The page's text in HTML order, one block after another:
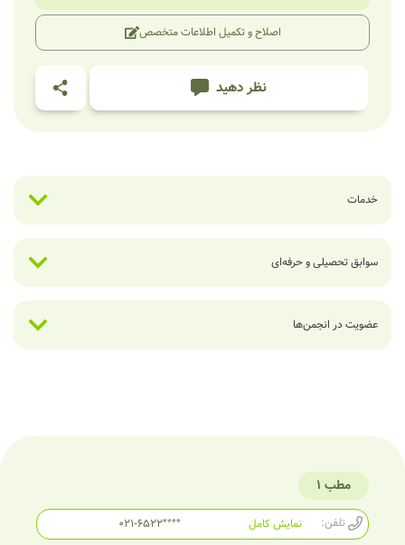
اصلاح و تکمیل اطلاعات متخصص
نظر دهید
خدمات
سوابق تحصیلی و حرفه‌ای
عضویت در انجمن‌ها
مطب 1
تلفن: 021-6522****
نمایش کامل